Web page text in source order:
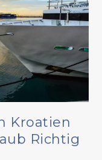
Kurs
Kroatien
Richtig